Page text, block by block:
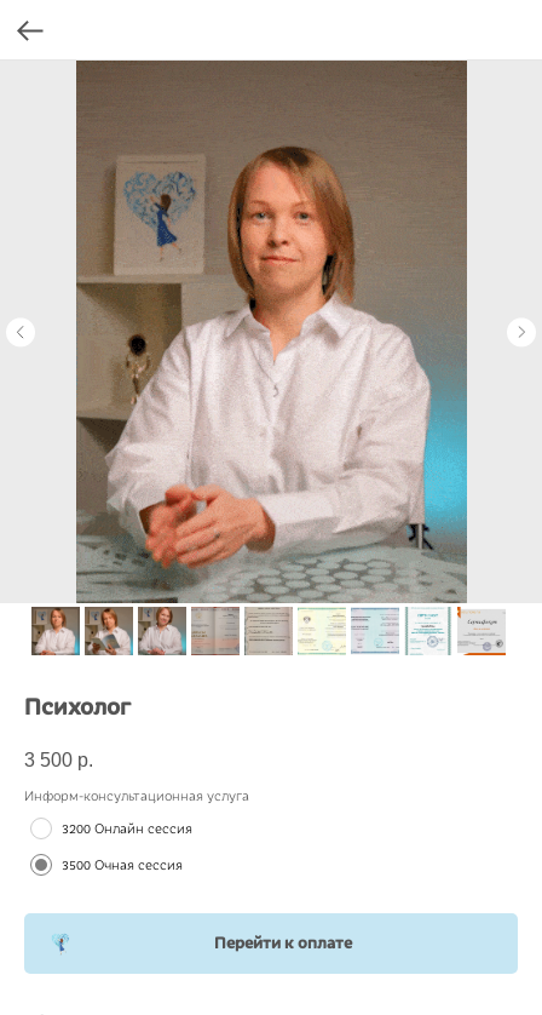
Психолог
3 500 р.
Информ-консультационная услуга
3200 Онлайн сессия
3500 Очная сессия
Перейти к оплате